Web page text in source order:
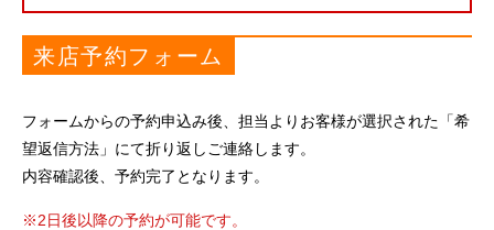
来店予約フォーム
フォームからの予約申込み後、担当よりお客様が選択された「希
望返信方法」にて折り返しご連絡します。
内容確認後、予約完了となります。
※2日後以降の予約が可能です。